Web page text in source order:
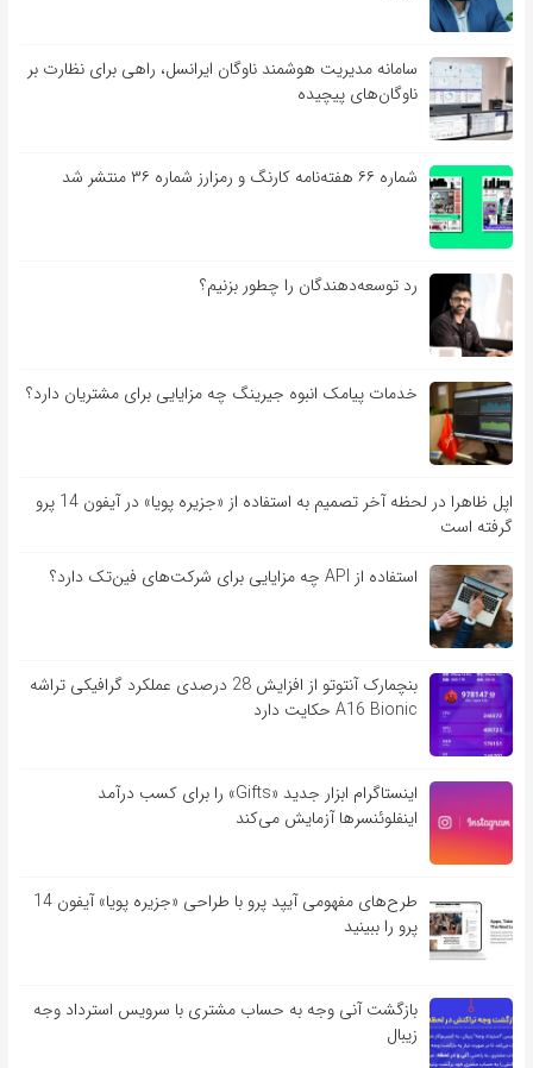
سامانه مدیریت هوشمند ناوگان ایرانسل، راهی برای نظارت بر
ناوگان‌های پیچیده
شماره ۶۶ هفته‌نامه کارنگ و رمزارز شماره ۳۶ منتشر شد
رد توسعه‌دهندگان را چطور بزنیم؟
خدمات پیامک انبوه جیرینگ چه مزایایی برای مشتریان دارد؟
اپل ظاهرا در لحظه آخر تصمیم به استفاده از «جزیره پویا» در آیفون 14 پرو
گرفته است
استفاده از API چه مزایایی برای شرکت‌های فین‌تک دارد؟
بنچمارک آنتوتو از افزایش 28 درصدی عملکرد گرافیکی تراشه
A16 Bionic حکایت دارد
اینستاگرام ابزار جدید «Gifts» را برای کسب درآمد
اینفلوئنسرها آزمایش می‌کند
طرح‌های مفهومی آیپد پرو با طراحی «جزیره پویا» آیفون 14
پرو را ببینید
بازگشت آنی وجه به حساب مشتری با سرویس استرداد وجه
زیبال